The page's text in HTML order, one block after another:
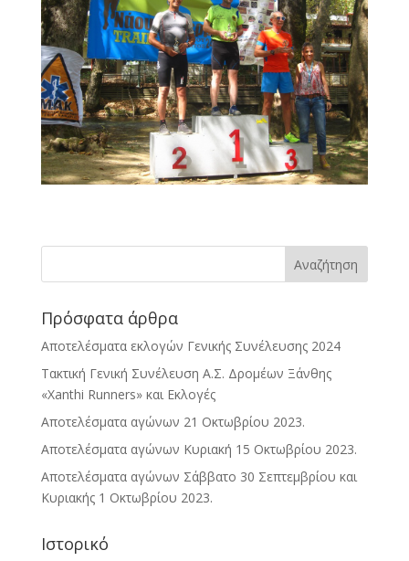
Πρόσφατα άρθρα
Αποτελέσματα εκλογών Γενικής Συνέλευσης 2024
Τακτική Γενική Συνέλευση Α.Σ. Δρομέων Ξάνθης
«Xanthi Runners» και Εκλογές
Αποτελέσματα αγώνων 21 Οκτωβρίου 2023.
Αποτελέσματα αγώνων Κυριακή 15 Οκτωβρίου 2023.
Αποτελέσματα αγώνων Σάββατο 30 Σεπτεμβρίου και
Κυριακής 1 Οκτωβρίου 2023.
Ιστορικό